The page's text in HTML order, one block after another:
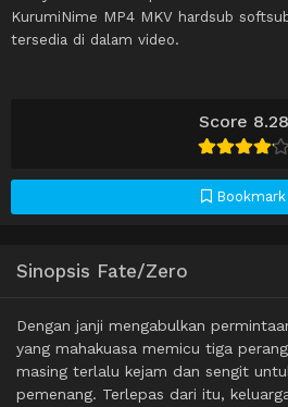
Score 8.28
Bookmark
KurumiNime MP4 MKV hardsub
tersedia di dalam video.
Sinopsis Fate/Zero
Dengan janji mengabulkan
yang mahakuasa memicu tiga
masing terlalu kejam dan sengit
pemenang. Terlepas dari itu,